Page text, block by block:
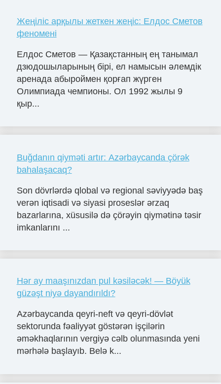
Жеңіліс арқылы жеткен жеңіс: Елдос Сметов
феномені
Елдос Сметов — Қазақстанның ең танымал
дзюдошыларының бірі, ел намысын әлемдік
аренада абыроймен қорғап жүрген
Олимпиада чемпионы. Ол 1992 жылы 9
қыр...
Buğdanın qiyməti artır: Azərbaycanda çörək
bahalaşacaq?
Son dövrlərdə qlobal və regional səviyyədə baş
verən iqtisadi və siyasi proseslər ərzaq
bazarlarına, xüsusilə də çörəyin qiymətinə təsir
imkanlarını ...
Hər ay maaşınızdan pul kəsiləcək! — Böyük
güzəşt niyə dayandırıldı?
Azərbaycanda qeyri-neft və qeyri-dövlət
sektorunda fəaliyyət göstərən işçilərin
əməkhaqlarının vergiyə cəlb olunmasında yeni
mərhələ başlayıb. Belə k...